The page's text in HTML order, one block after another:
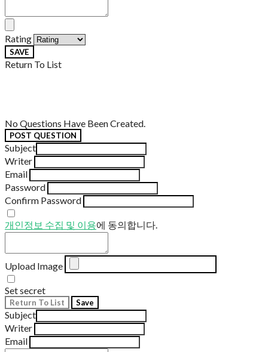
Rating
SAVE
Return To List
No Questions Have Been Created.
POST QUESTION
Subject
Writer
Email
Password
Confirm Password
개인정보 수집 및 이용에 동의합니다.
Upload Image
Set secret
Return To List Save
Subject
Writer
Email